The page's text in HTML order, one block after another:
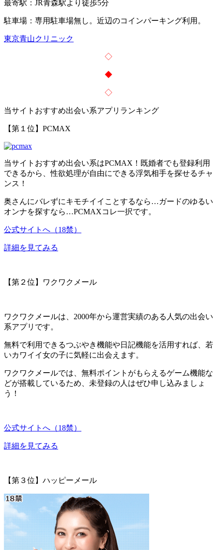
最寄駅： JR青森駅より徒歩5分
駐車場： 専用駐車場無し。近辺のコインパーキング利用。
東京青山クリニック
◇
◆
◇
当サイトおすすめ出会い系アプリランキング
【第１位】PCMAX
当サイトおすすめ出会い系はPCMAX！ 既婚者でも登録利用
できるから、性欲処理が自由にできる浮気相手を探せるチャ
ンス！
奥さんにバレずにキモチイイことするなら…ガードのゆるい
オンナを探すなら…PCMAXコレ一択です。
公式サイトへ（18禁）
詳細を見てみる
【第２位】ワクワクメール
ワクワクメールは、 2000年から運営実績のある人気の出会い
系アプリです。
無料で利用できるつぶやき機能や日記機能を活用すれば、若
いカワイイ女の子に気軽に出会えます。
ワクワクメールでは、 無料ポイントがもらえるゲーム機能な
どが搭載しているため、未登録の人はぜひ申し込みましょ
う！
公式サイトへ（18禁）
詳細を見てみる
【第３位】ハッピーメール